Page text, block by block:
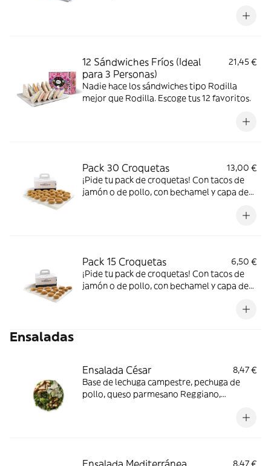
12 Sándwiches Fríos (Ideal
para 3 Personas)
21,45 €
Nadie hace los sándwiches tipo Rodilla
mejor que Rodilla. Escoge tus 12 favoritos.
Pack 30 Croquetas
13,00 €
¡Pide tu pack de croquetas! Con tacos de
jamón o de pollo, con bechamel y capa de
Pack 15 Croquetas
6,50 €
¡Pide tu pack de croquetas! Con tacos de
jamón o de pollo, con bechamel y capa de
Ensaladas
Ensalada César
8,47 €
Base de lechuga campestre, pechuga de
pollo, queso parmesano Reggiano,
Ensalada Mediterránea 8,47 €